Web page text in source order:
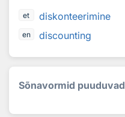
et diskonteerimine
en discounting
Sõnavormid puuduvad